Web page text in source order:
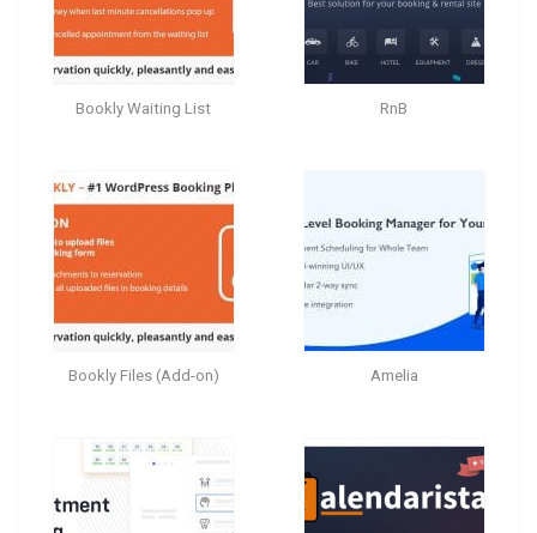
Bookly Waiting List RnB
Bookly Files (Add-on) Amelia